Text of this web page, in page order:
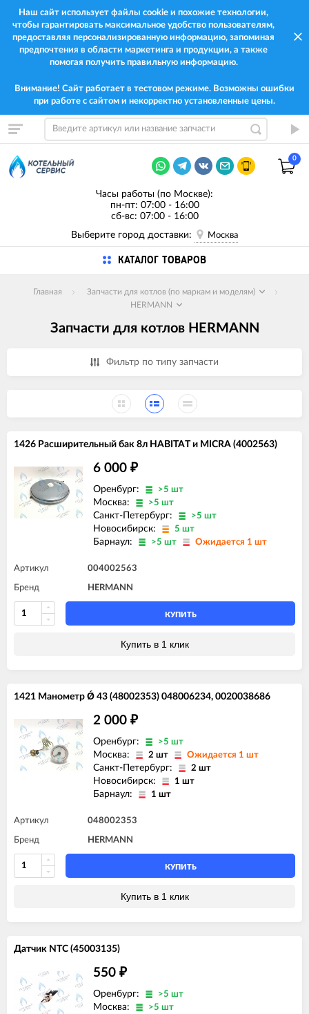
Наш сайт использует файлы cookie и похожие технологии,
чтобы гарантировать максимальное удобство пользователям,
предоставляя персонализированную информацию, запоминая
предпочтения в области маркетинга и продукции, а также
помогая получить правильную информацию.
Внимание! Сайт работает в тестовом режиме. Возможны ошибки
при работе с сайтом и некорректно установленные цены.
0
Часы работы (по Москве):
пн-пт: 07:00 - 16:00
сб-вс: 07:00 - 16:00
Выберите город доставки:
Москва
КАТАЛОГ ТОВАРОВ
Главная
Запчасти для котлов (по маркам и моделям)
HERMANN
Запчасти для котлов HERMANN
Фильтр по типу запчасти
1426 Расширительный бак 8л HABITAT и MICRA (4002563)
6 000 ₽
Оренбург: >5 шт
Москва: >5 шт
Санкт-Петербург: >5 шт
Новосибирск: 5 шт
Барнаул: >5 шт Ожидается 1 шт
Артикул 004002563
Бренд HERMANN
КУПИТЬ
Купить в 1 клик
1421 Манометр Ǿ 43 (48002353) 048006234, 0020038686
2 000 ₽
Оренбург: >5 шт
Москва: 2 шт Ожидается 1 шт
Санкт-Петербург: 2 шт
Новосибирск: 1 шт
Барнаул: 1 шт
Артикул 048002353
Бренд HERMANN
КУПИТЬ
Купить в 1 клик
Датчик NTC (45003135)
550 ₽
Оренбург: >5 шт
Москва: >5 шт